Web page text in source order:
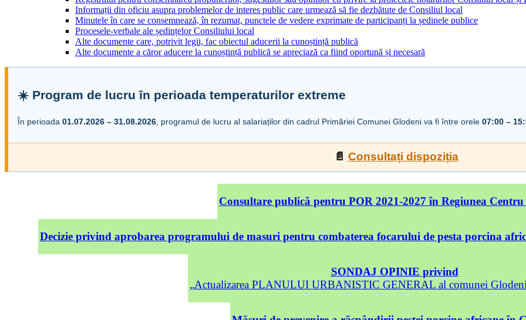
Informații din oficiu asupra problemelor de interes public care urmează să fie dezbătute de Consiliul local
Minutele în care se consemnează, în rezumat, punctele de vedere exprimate de participanți la ședinele publice
Procesele-verbale ale ședințelor Consiliului local
Alte documente care, potrivit legii, fac obiectul aducerii la cunoștință publică
Alte documente a căror aducere la cunoștință publică se apreciază ca fiind oportună și necesară
☀️ Program de lucru în perioada temperaturilor extreme
În perioada 01.07.2026 – 31.08.2026 , programul de lucru al salariaților din cadrul Primăriei Comunei Glodeni va fi între orele 07:00 –
📄 Consultați dispoziția
Consultare publică pentru POR 2021-2027 în Regiunea
Decizie privind aprobarea programului de masuri pentru combaterea focarului de pesta porcina
SONDAJ OPINIE privind
„Actualizarea PLANULUI URBANISTIC GENERAL al comunei